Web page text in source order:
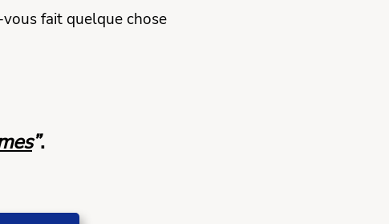
fait quelque chose
”.